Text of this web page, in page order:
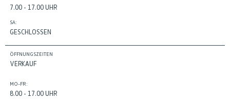
7.00 - 17.00 UHR
SA:
GESCHLOSSEN
ÖFFNUNGSZEITEN
VERKAUF
MO-FR:
8.00 - 17.00 UHR